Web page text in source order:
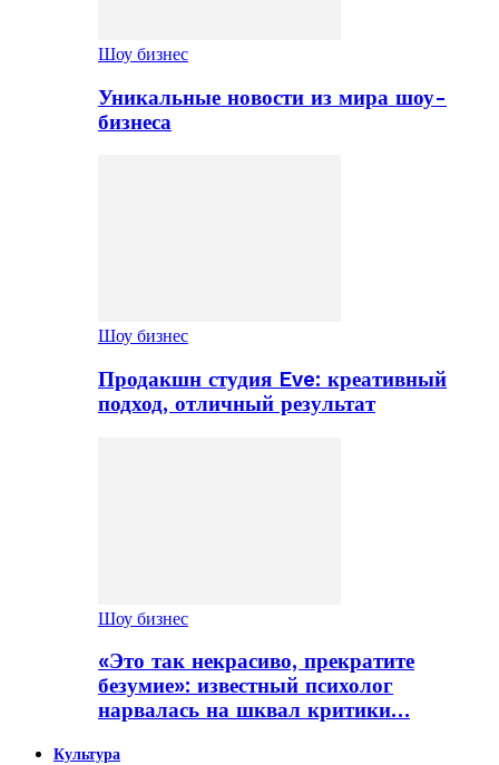
Шоу бизнес
Уникальные новости из мира шоу-
бизнеса
Шоу бизнес
Продакшн студия Eve: креативный
подход, отличный результат
Шоу бизнес
«Это так некрасиво, прекратите
безумие»: известный психолог
нарвалась на шквал критики…
Культура